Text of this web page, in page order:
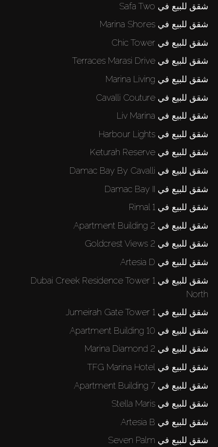
شقق للبيع في Safa Two
شقق للبيع في Marina Shores
شقق للبيع في Chic Tower
شقق للبيع في Terraces Marasi Drive
شقق للبيع في Marina Living
شقق للبيع في Cavalli Couture
شقق للبيع في Liv Marina
شقق للبيع في Harbour Lights
شقق للبيع في Keturah Reserve
شقق للبيع في Damac Bay By Cavalli
شقق للبيع في Damac Bay II
شقق للبيع في Rimal 1
شقق للبيع في Apartment Building 2
شقق للبيع في Goldcrest Views 2
شقق للبيع في Artesia D
شقق للبيع في Dubai Creek Residence Tower 1
North
شقق للبيع في Jumeirah Gate Tower 1
شقق للبيع في Apartment Building 10
شقق للبيع في Marina Diamond 2
شقق للبيع في TFG Marina Hotel
شقق للبيع في Apartment Building 7
شقق للبيع في Stella Maris
شقق للبيع في Artesia B
شقق للبيع في Seven Palm